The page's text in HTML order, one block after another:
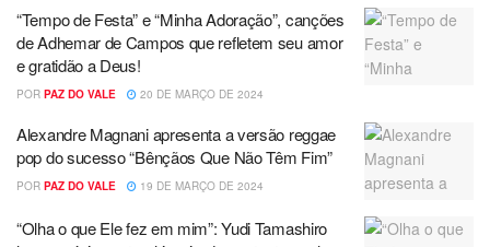
“Tempo de Festa” e “Minha Adoração”, canções
de Adhemar de Campos que refletem seu amor
e gratidão a Deus!
POR PAZ DO VALE 20 DE MARÇO DE 2024
Alexandre Magnani apresenta a versão reggae
pop do sucesso “Bênçãos Que Não Têm Fim”
POR PAZ DO VALE 19 DE MARÇO DE 2024
“Olha o que Ele fez em mim”: Yudi Tamashiro